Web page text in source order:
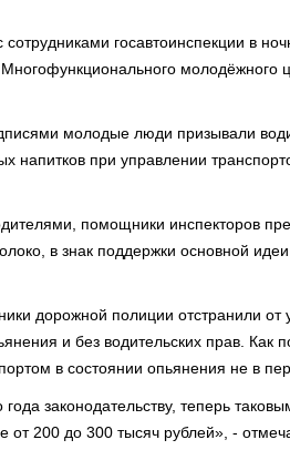
госавтоинспекции в
молодёжного
молодые люди призывали
напитков при управлении
помощники инспекторов
в знак поддержки основной
дорожной полиции отстранили от
и без водительских прав. Как
в состоянии опьянения не в
законодательству, теперь
200 до 300 тысяч рублей», -